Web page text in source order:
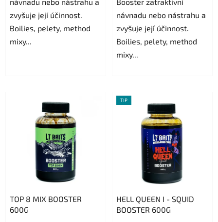
zvyšuje její účinnost.
Boilies, pelety, method
mixy...
návnadu nebo nástrahu a
zvyšuje její účinnost.
Boilies, pelety, method
mixy...
TOP 8 MIX BOOSTER
600G
TIP
HELL QUEEN I - SQUID
BOOSTER 600G